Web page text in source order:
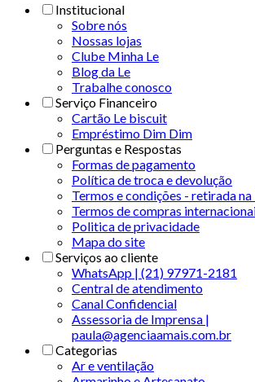
Institucional
Sobre nós
Nossas lojas
Clube Minha Le
Blog da Le
Trabalhe conosco
Serviço Financeiro
Cartão Le biscuit
Empréstimo Dim Dim
Perguntas e Respostas
Formas de pagamento
Política de troca e devolução
Termos e condições - retirada na
Termos de compras
Politica de privacidade
Mapa do site
Serviços ao cliente
WhatsApp | (21) 97971-2181
Central de atendimento
Canal Confidencial
Assessoria de Imprensa |
paula@agenciaamais.com.br
Categorias
Ar e ventilação